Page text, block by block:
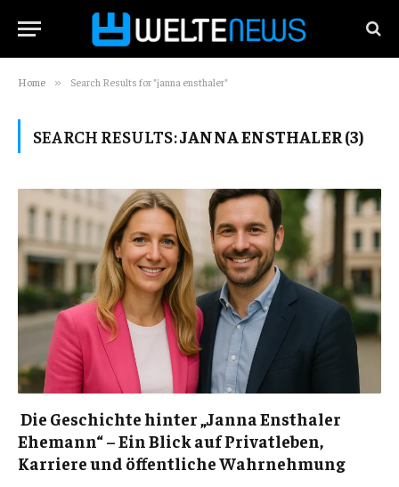
Home » Search Results for "janna ensthaler"
SEARCH RESULTS:JANNA ENSTHALER (3)
Die Geschichte hinter „Janna Ensthaler
Ehemann“ – Ein Blick auf Privatleben,
Karriere und öffentliche Wahrnehmung